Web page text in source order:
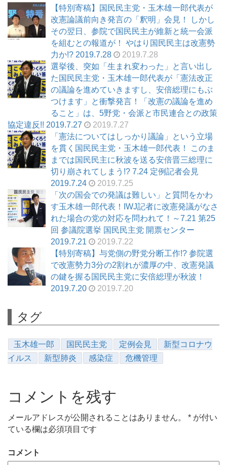
【特別寄稿】国民民主党・玉木雄一郎代表が
改憲論議前向き発言の「釈明」会見！ しかし
その翌日、参院で国民民主が維新と統一会派
を組むとの報道が！ やはり国民民主は改憲勢
力か!? 2019.7.28
2019.7.28
選挙後、突如「生まれ変わった」と言い出し
た国民民主党・玉木雄一郎代表が「憲法改正
の議論を進めていきますし、安倍総理にもぶ
つけます」と衝撃発言！「改憲の議論を進め
ること」は、5野党・会派と市民連合との政策
協定違反!! 2019.7.27
2019.7.27
「憲法についてはしっかり議論」という立場
を貫く国民民主党・玉木雄一郎代表！ このま
までは国民民主に秋波を送る安倍晋三総理に
切り崩されてしまう!? 7.24 定例記者会見
2019.7.24
2019.7.25
「次の国会での発議は難しい」と質問をかわ
す玉木雄一郎代表！IWJ記者に改憲発議がなさ
れた場合の党の対応を問われて！～7.21 第25
回 参議院選挙 国民民主党 開票センター
2019.7.21
2019.7.22
【特別寄稿】与党側の野党分断工作!? 参院選
で改憲勢力3分の2割れが濃厚の中、改憲発議
の鍵を握る国民民主党に安倍総理が秋波！
2019.7.20
2019.7.20
タグ
玉木雄一郎 国民民主党 定例会見
新型コロナウ
イルス
新型肺炎 感染症 危機管理
コメントを残す
メールアドレスが公開されることはありません。 * が付い
ている欄は必須項目です
コメント